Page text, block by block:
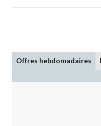
Offres hebdomadaires